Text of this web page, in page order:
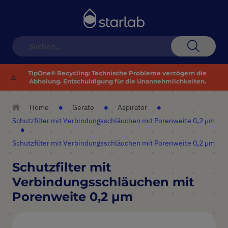
⚠️
TipOne® Recycling: Technische Probleme verzögern die
Abholung. Entschuldigung für die Unannehmlichkeiten.
Home Geräte
Aspirator
Schutzfilter mit Verbindungsschläuchen mit Porenweite 0,2 µm
Schutzfilter mit Verbindungsschläuchen mit Porenweite 0,2 µm
Schutzfilter mit
Verbindungsschläuchen mit
Porenweite 0,2 µm